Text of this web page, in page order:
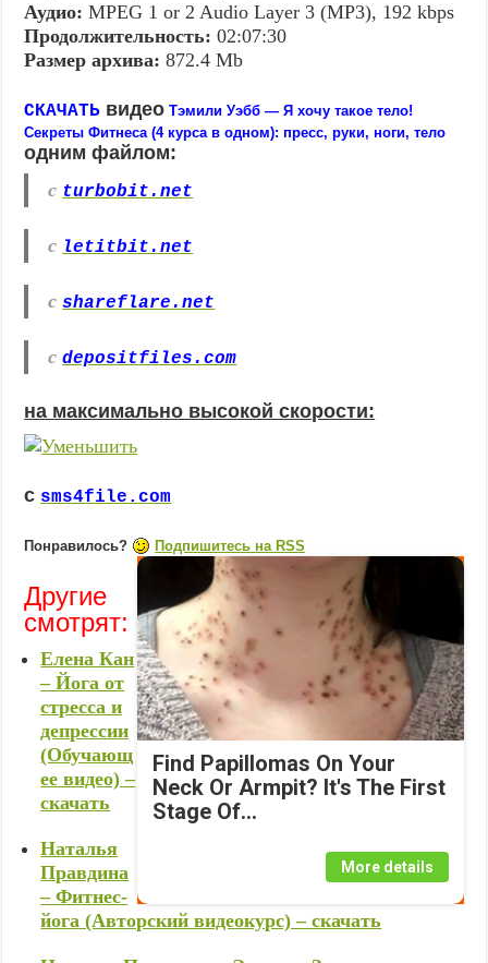
Аудио: MPEG 1 or 2 Audio Layer 3 (MP3), 192 kbps
Продолжительность: 02:07:30
Размер архива: 872.4 Mb
СКАЧАТЬ видео Тэмили Уэбб — Я хочу такое тело!
Секреты Фитнеса (4 курса в одном): пресс, руки, ноги, тело
одним файлом:
с turbobit.net
с letitbit.net
с shareflare.net
с depositfiles.com
на максимально высокой скорости:
с sms4file.com
Понравилось?
Find Papillomas On Your
Neck Or Armpit? It's The First
Stage Of...
More details
Подпишитесь на RSS
Другие
смотрят:
Елена Кан
– Йога от
стресса и
депрессии
(Обучающ
ее видео) –
скачать
Наталья
Правдина
– Фитнес-
йога (Авторский видеокурс) – скачать